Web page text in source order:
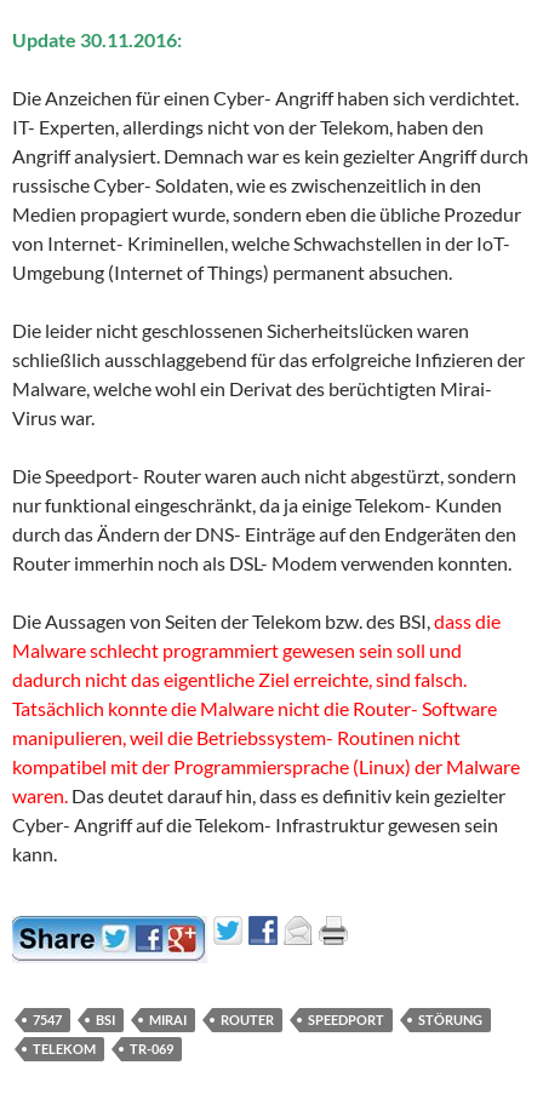
Update 30.11.2016:
Die Anzeichen für einen Cyber- Angriff haben sich verdichtet.
IT- Experten, allerdings nicht von der Telekom, haben den
Angriff analysiert. Demnach war es kein gezielter Angriff durch
russische Cyber- Soldaten, wie es zwischenzeitlich in den
Medien propagiert wurde, sondern eben die übliche Prozedur
von Internet- Kriminellen, welche Schwachstellen in der IoT-
Umgebung (Internet of Things) permanent absuchen.
Die leider nicht geschlossenen Sicherheitslücken waren
schließlich ausschlaggebend für das erfolgreiche Infizieren der
Malware, welche wohl ein Derivat des berüchtigten Mirai-
Virus war.
Die Speedport- Router waren auch nicht abgestürzt, sondern
nur funktional eingeschränkt, da ja einige Telekom- Kunden
durch das Ändern der DNS- Einträge auf den Endgeräten den
Router immerhin noch als DSL- Modem verwenden konnten.
Die Aussagen von Seiten der Telekom bzw. des BSI,dass die
Malware schlecht programmiert gewesen sein soll und
dadurch nicht das eigentliche Ziel erreichte, sind falsch.
Tatsächlich konnte die Malware nicht die Router- Software
manipulieren, weil die Betriebssystem- Routinen nicht
kompatibel mit der Programmiersprache (Linux) der Malware
waren. Das deutet darauf hin, dass es definitiv kein gezielter
Cyber- Angriff auf die Telekom- Infrastruktur gewesen sein
kann.
7547 BSI MIRAI ROUTER SPEEDPORT
STÖRUNG
TELEKOM
TR-069